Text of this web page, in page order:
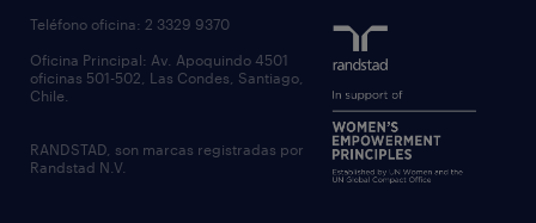
Teléfono oficina: 2 3329 9370
Oficina Principal: Av. Apoquindo 4501
oficinas 501-502, Las Condes, Santiago,
Chile.
RANDSTAD, son marcas registradas por
Randstad N.V.